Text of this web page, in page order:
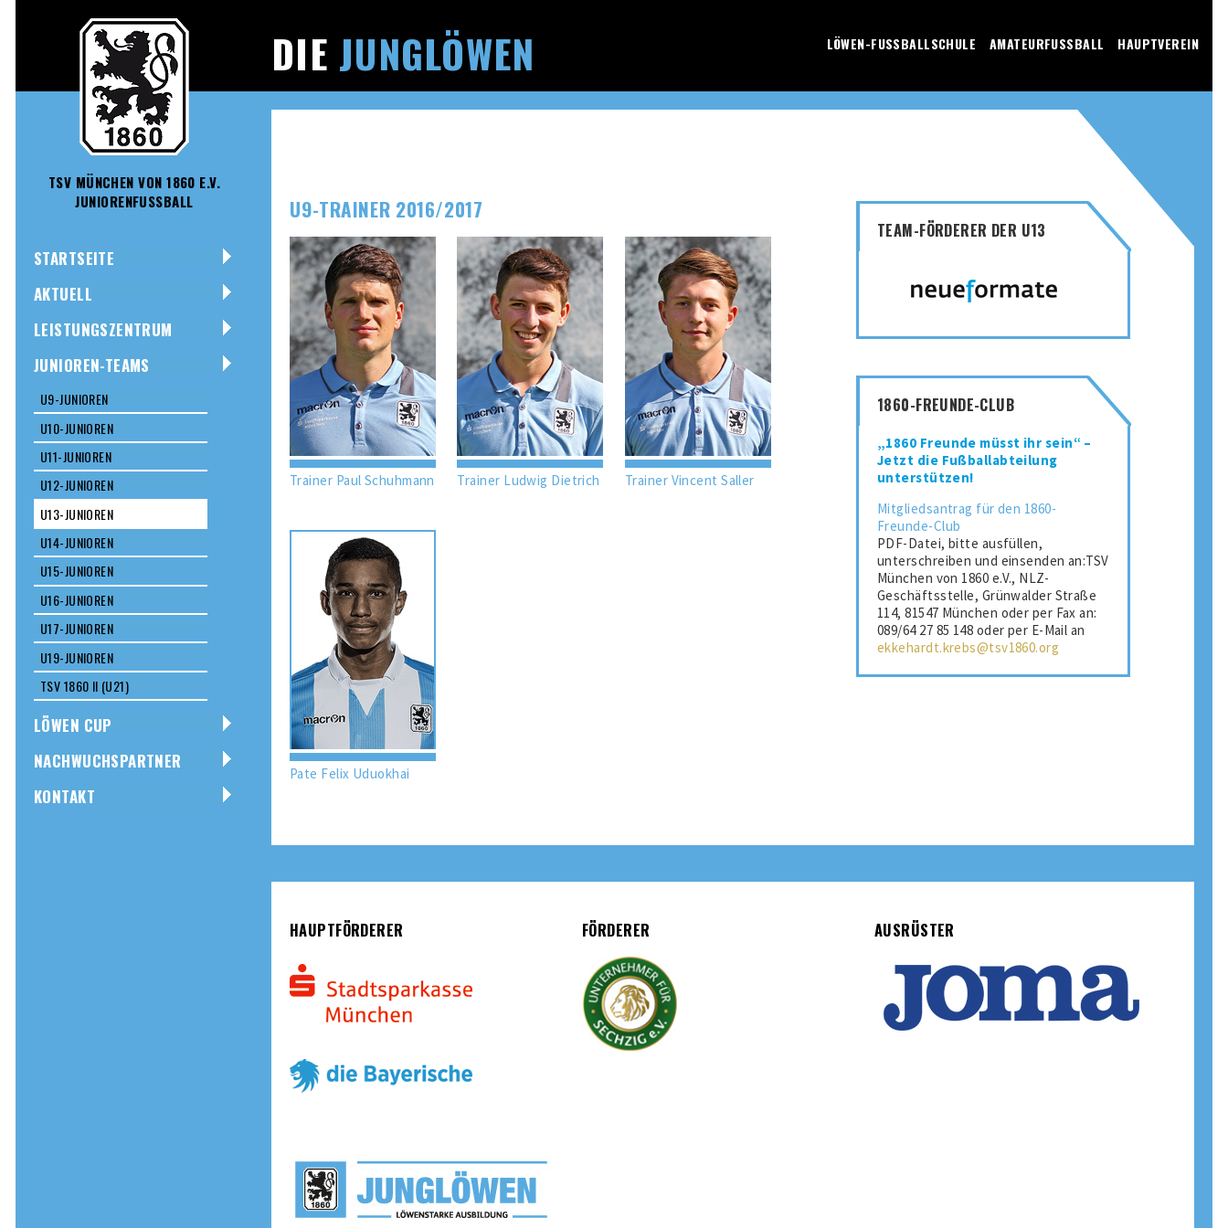
TSV MÜNCHEN VON 1860 E.V.
JUNIORENFUSSBALL
DIE JUNGLÖWEN LÖWEN-FUSSBALLSCHULE AMATEURFUSSBALL HAUPTVEREIN
STARTSEITE
AKTUELL
LEISTUNGSZENTRUM
JUNIOREN-TEAMS
U9-JUNIOREN
U10-JUNIOREN
U11-JUNIOREN
U12-JUNIOREN
U13-JUNIOREN
U14-JUNIOREN
U15-JUNIOREN
U16-JUNIOREN
U17-JUNIOREN
U19-JUNIOREN
TSV 1860 II (U21)
LÖWEN CUP
NACHWUCHSPARTNER
KONTAKT
U9-TRAINER 2016/2017
Trainer Paul Schuhmann Trainer Ludwig Dietrich Trainer Vincent Saller
Pate Felix Uduokhai
TEAM-FÖRDERER DER U13
1860-FREUNDE-CLUB
„1860 Freunde müsst ihr sein“ –
Jetzt die Fußballabteilung
unterstützen!
Mitgliedsantrag für den 1860-
Freunde-Club
PDF-Datei, bitte ausfüllen,
unterschreiben und einsenden an:TSV
München von 1860 e.V., NLZ-
Geschäftsstelle, Grünwalder Straße
114, 81547 München oder per Fax an:
089/64 27 85 148 oder per E-Mail an
ekkehardt.krebs@tsv1860.org
HAUPTFÖRDERER FÖRDERER AUSRÜSTER